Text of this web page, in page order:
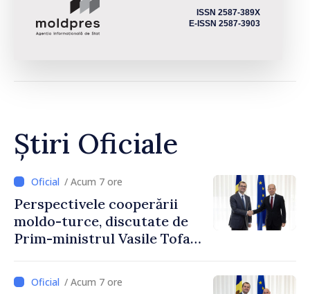
ISSN 2587-389X
E-ISSN 2587-3903
Știri Oficiale
/ Acum 7 ore
Perspectivele cooperării
moldo-turce, discutate de
Prim-ministrul Vasile Tofan
Uygar Mustafa Sertel
/ Acum 7 ore